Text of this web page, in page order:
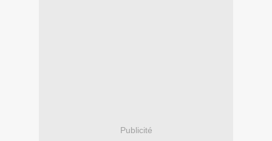
Publicité